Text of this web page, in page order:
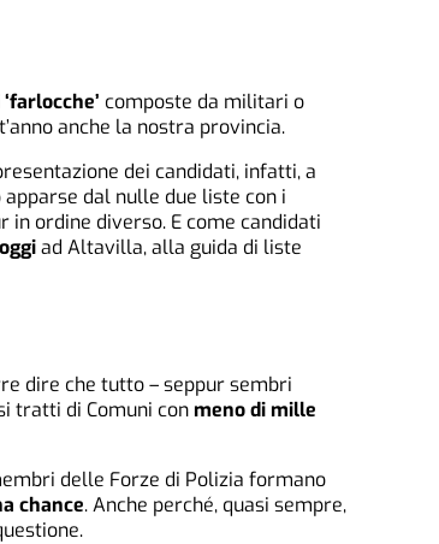
composte da militari o
anche la nostra provincia.
dei candidati, infatti, a
apparse dal nulle due liste con i
in ordine diverso. E come candidati
ad Altavilla, alla guida di liste
dire che tutto – seppur sembri
tratti di Comuni conmeno di mille
delle Forze di Polizia formano
chance. Anche perché, quasi sempre,